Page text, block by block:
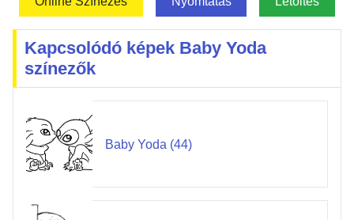
Kapcsolódó képek Baby Yoda
színezők
Baby Yoda (44)